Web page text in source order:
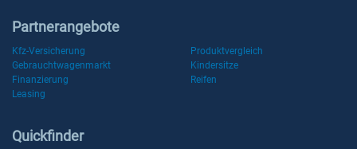
Partnerangebote
Kfz-Versicherung
Produktvergleich
Gebrauchtwagenmarkt
Kindersitze
Finanzierung
Reifen
Leasing
Quickfinder